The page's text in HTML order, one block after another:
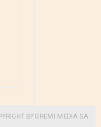
BY GREMI MEDIA SA